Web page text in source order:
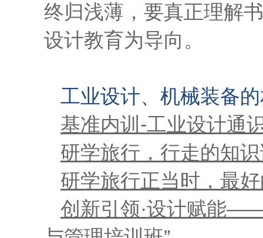
终归浅薄，要真正理解
设计教育为导向。
工业设计、机械装备
基准内训-工业设计通
研学旅行，行走的知
研学旅行正当时，最
创新引领·设计赋能